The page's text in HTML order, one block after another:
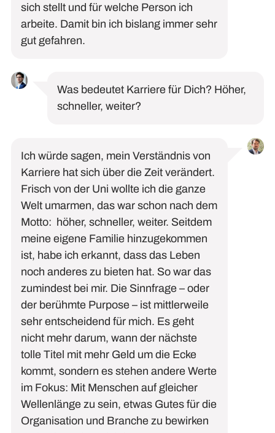
sich stellt und für welche Person ich
arbeite. Damit bin ich bislang immer sehr
gut gefahren.
Was bedeutet Karriere für Dich? Höher,
schneller, weiter?
Ich würde sagen, mein Verständnis von
Karriere hat sich über die Zeit verändert.
Frisch von der Uni wollte ich die ganze
Welt umarmen, das war schon nach dem
Motto: höher, schneller, weiter. Seitdem
meine eigene Familie hinzugekommen
ist, habe ich erkannt, dass das Leben
noch anderes zu bieten hat. So war das
zumindest bei mir. Die Sinnfrage – oder
der berühmte Purpose – ist mittlerweile
sehr entscheidend für mich. Es geht
nicht mehr darum, wann der nächste
tolle Titel mit mehr Geld um die Ecke
kommt, sondern es stehen andere Werte
im Fokus: Mit Menschen auf gleicher
Wellenlänge zu sein, etwas Gutes für die
Organisation und Branche zu bewirken